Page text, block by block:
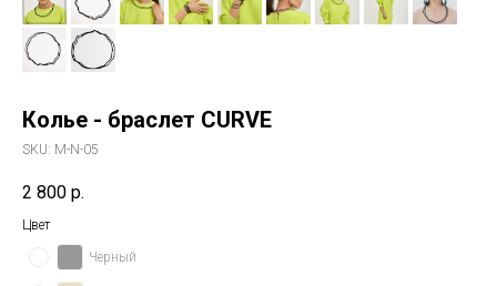
Колье - браслет CURVE
SKU: M-N-05
2 800 р.
Цвет
Черный